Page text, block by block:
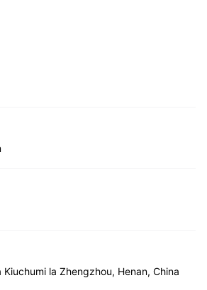
Kiuchumi la Zhengzhou, Henan, China